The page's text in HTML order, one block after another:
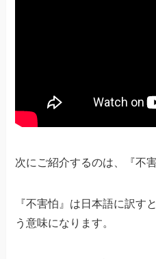
次にご紹介するのは、『不
『不害怕』は日本語に訳す
う意味になります。